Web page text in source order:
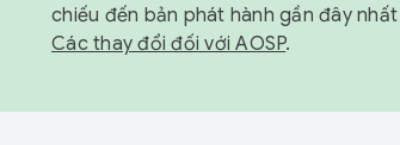
chiếu đến bản phát hành gần đây
Các thay đổi đối với AOSP.